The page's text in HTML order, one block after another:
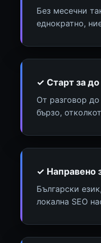
Без месечни
еднократно,
✓ Старт за до
От разговор
бързо,
✓ Направено
Български
локална SEO